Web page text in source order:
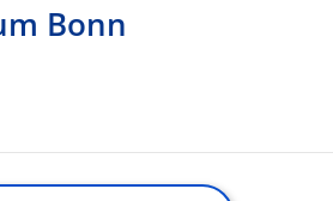
Bonn
Auswahl von Inhalten